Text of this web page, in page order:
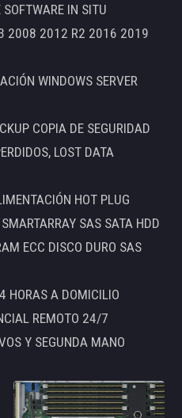
IN SITU
2008 2012 R2 2016 2019
WINDOWS SERVER
COPIA DE SEGURIDAD
LOST DATA
HOT PLUG
SAS SATA HDD
ECC DISCO DURO SAS
HORAS A DOMICILIO
REMOTO 24/7
Y SEGUNDA MANO